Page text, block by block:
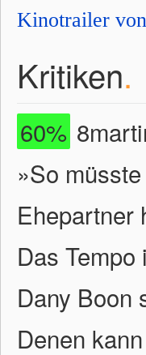
Kinotrailer
Kritiken.
60%
»So
Ehepartner
Das
Dany Boon
Denen